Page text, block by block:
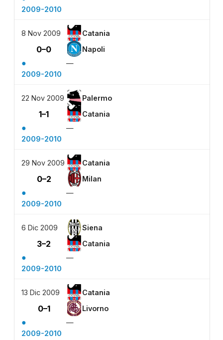
2009-2010
8 Nov 2009 Catania
0–0 Napoli
●
—
2009-2010
22 Nov 2009 Palermo
1–1 Catania
●
—
2009-2010
29 Nov 2009 Catania
0–2 Milan
●
—
2009-2010
6 Dic 2009 Siena
3–2 Catania
●
—
2009-2010
13 Dic 2009 Catania
0–1 Livorno
●
—
2009-2010